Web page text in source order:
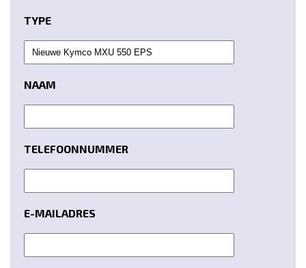
TYPE
NAAM
TELEFOONNUMMER
E-MAILADRES